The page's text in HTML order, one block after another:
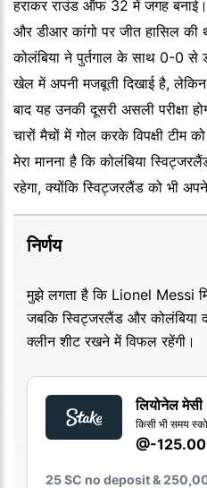
हराकर राउंड ऑफ 32 में जगह
और डीआर कांगो पर जीत हासिल
कोलंबिया ने पुर्तगाल के साथ 0-0 से
खेल में अपनी मजबूती दिखाई है,
बाद यह उनकी दूसरी असली
चारों मैचों में गोल करके विपक्षी टीम
मेरा मानना है कि कोलंबिया
रहेगा, क्योंकि स्विट्जरलैंड को भी अपने
निर्णय
मुझे लगता है कि Lionel Messi
जबकि स्विट्जरलैंड और कोलंबिया
क्लीन शीट रखने में विफल रहेंगी।
लियोनेल मेसी
किसी भी समय
@-
25 SC no deposit &